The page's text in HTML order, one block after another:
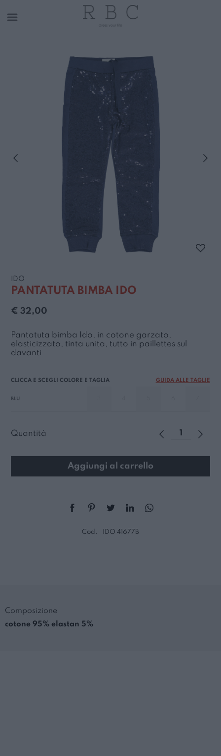
IDO
PANTATUTA BIMBA IDO
€ 32,00
Pantatuta bimba Ido, in cotone garzato,
elasticizzato, tinta unita, tutto in paillettes sul
davanti
GUIDA ALLE TAGLIE
BLU
Quantità
Aggiungi al carrello
Cod. IDO 41677B
Composizione
cotone 95% elastan 5%